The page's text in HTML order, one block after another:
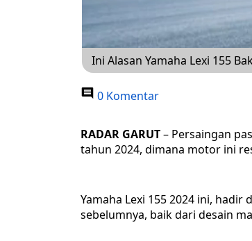
Ini Alasan Yamaha Lexi 155
0 Komentar
RADAR GARUT– Persaingan
tahun 2024, dimana motor ini
Yamaha Lexi 155 2024 ini,
sebelumnya, baik dari desain